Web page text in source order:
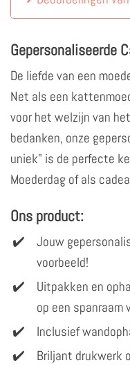
Gepersonaliseerde
De liefde van een
Net als een
voor het welzijn van
bedanken, onze
uniek" is de perfecte
Moederdag of als
Ons product:
Jouw
voorbeeld!
Uitpakken en
op een spanraam
Inclusief
Briljant drukwerk